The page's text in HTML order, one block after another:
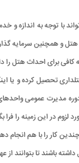
توجه به اندازه
و همچنین سرمایه
برای احداث هتل
تحصیل کرده و
مدیرت عمومی
در این زمینه را فرا
کار را با هم انجام
داشته باشند تا بتوانند